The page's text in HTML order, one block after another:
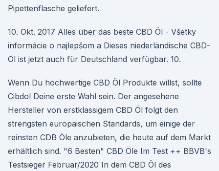
Pipettenflasche geliefert.
10. Okt. 2017 Alles über das beste CBD Öl - Všetky
informácie o najlepšom a Dieses niederländische CBD-
Öl ist jetzt auch für Deutschland verfügbar. 10.
Wenn Du hochwertige CBD Öl Produkte willst, sollte
Cibdol Deine erste Wahl sein. Der angesehene
Hersteller von erstklassigem CBD Öl folgt den
strengsten europäischen Standards, um einige der
reinsten CDB Öle anzubieten, die heute auf dem Markt
erhältlich sind. "6 Besten" CBD Öle Im Test ++ BBVB's
Testsieger Februar/2020 In dem CBD Öl des